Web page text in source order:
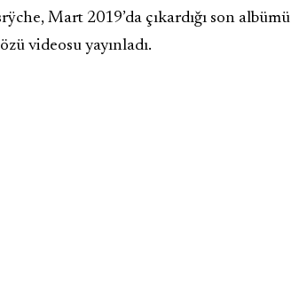
Mart 2019’da çıkardığı son albümü
videosu yayınladı.